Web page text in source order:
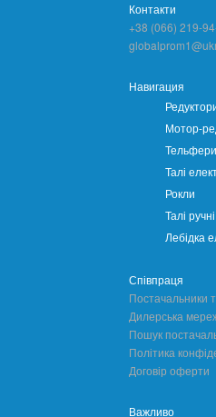
Контакти
+38 (066) 219-
Навигация
Мотор-
Тельфери
Талі
Рокли
Талі
Лебідка
Співпраця
Постачальники
Дилерська
Пошук
Політика
Договір оферти
Важливо